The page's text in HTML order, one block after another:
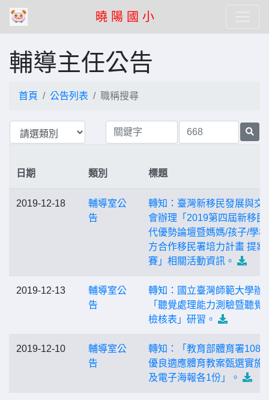
曉 陽 國 小
輔導主任公告
首頁 公告列表 職稱搜尋
日期 類別 標題
2019-12-18
輔導室公
告
轉知：臺灣新移民發展與交
會辦理「2019第四屆新移民
代優勢論壇暨媽媽/孩子/學
方合作移民署培力計畫 提案
賽」相關活動資訊。
2019-12-13
輔導室公
告
轉知：國立臺灣師範大學辦
「聽覺處理能力測驗暨聽覺
檢核表」研習。
2019-12-10
輔導室公
告
轉知：「教育部體育署108
優良適應體育教案甄選實施
及電子海報各1份」。